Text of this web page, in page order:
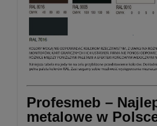
Profesmeb –
metalowe w